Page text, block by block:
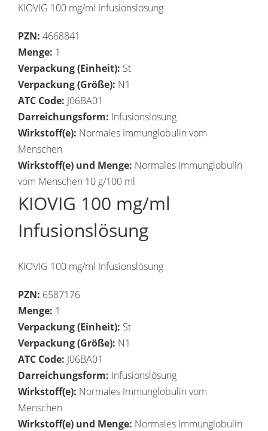
KIOVIG 100 mg/ml Infusionslösung
PZN: 4668841
Menge: 1
Verpackung (Einheit): St
Verpackung (Größe): N1
ATC Code: J06BA01
Darreichungsform: Infusionslösung
Wirkstoff(e): Normales Immunglobulin vom
Menschen
Wirkstoff(e) und Menge: Normales Immunglobulin
vom Menschen 10 g/100 ml
KIOVIG 100 mg/ml
Infusionslösung
KIOVIG 100 mg/ml Infusionslösung
PZN: 6587176
Menge: 1
Verpackung (Einheit): St
Verpackung (Größe): N1
ATC Code: J06BA01
Darreichungsform: Infusionslösung
Wirkstoff(e): Normales Immunglobulin vom
Menschen
Wirkstoff(e) und Menge: Normales Immunglobulin